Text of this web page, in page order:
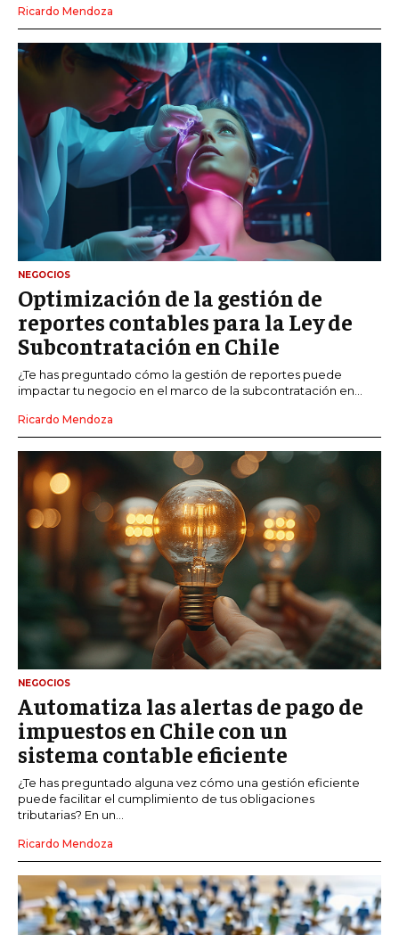
Ricardo Mendoza
NEGOCIOS
Optimización de la gestión de
reportes contables para la Ley de
Subcontratación en Chile
¿Te has preguntado cómo la gestión de reportes puede
impactar tu negocio en el marco de la subcontratación en...
Ricardo Mendoza
NEGOCIOS
Automatiza las alertas de pago de
impuestos en Chile con un
sistema contable eficiente
¿Te has preguntado alguna vez cómo una gestión eficiente
puede facilitar el cumplimiento de tus obligaciones
tributarias? En un...
Ricardo Mendoza